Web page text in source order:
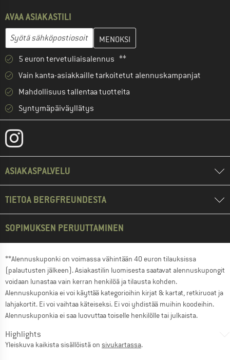
AVAA ASIAKASTILI
Sähköpostiosoite
Anna sähköpostiosoitteesi ja luo seuraavassa vaiheessa
5 euron tervetuliaisalennus **
Vain kanta-asiakkaille tarkoitetut alennuskampanjat
Mahdollisuus tallentaa tuotteita
Syntymäpäiväyllätys
ASIAKASPALVELU
TIETOA BERGFREUNDESTA
SOPIMUKSEN PERUUTTAMINEN
**Alennuskuponki on voimassa vähintään 40 euron tilauksissa
(palautusten jälkeen). Asiakastilin luomisesta saatavat alennuskupongit
voidaan lunastaa vain kerran henkilöä ja tilausta kohden.
Alennuskuponkia ei voi käyttää kategorioihin kirjat & kartat, retkiruoat ja
lahjakortit. Ei voi vaihtaa käteiseksi. Ei voi yhdistää muihin koodeihin.
Alennuskuponkia ei saa luovuttaa toiselle henkilölle tai julkaista.
Highlights
Yleiskuva kaikista sisällöistä on sivukartassa.